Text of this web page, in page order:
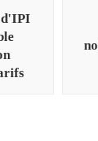
d'IPI